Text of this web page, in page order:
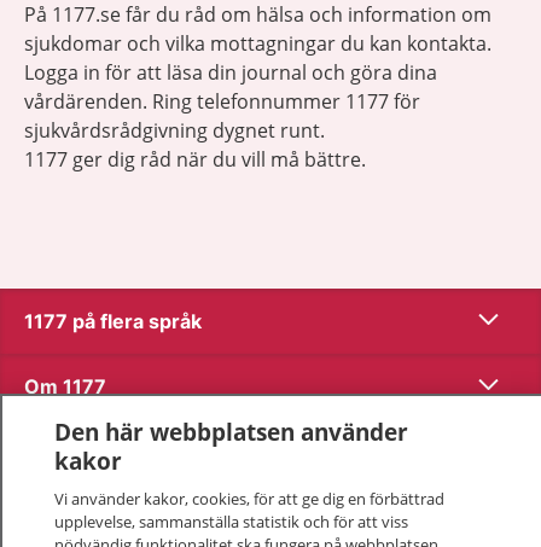
På 1177.se får du råd om hälsa och information om
sjukdomar och vilka mottagningar du kan kontakta.
Logga in för att läsa din journal och göra dina
vårdärenden. Ring telefonnummer 1177 för
sjukvårdsrådgivning dygnet runt.
1177 ger dig råd när du vill må bättre.
1177 på flera språk Visa
Om 1177 Visa
Kontakt
Behandling av personuppgifter
Den här webbplatsen använder
kakor
Vi använder kakor, cookies, för att ge dig en förbättrad
upplevelse, sammanställa statistik och för att viss